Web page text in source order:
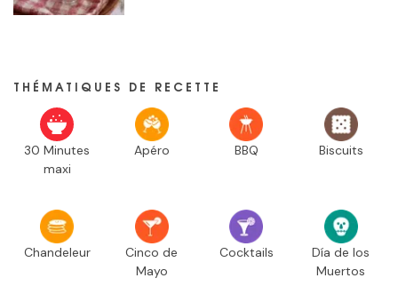
THÉMATIQUES DE RECETTE
30 Minutes
maxi
Apéro BBQ Biscuits
Chandeleur
Cinco de
Mayo
Cocktails
Día de los
Muertos